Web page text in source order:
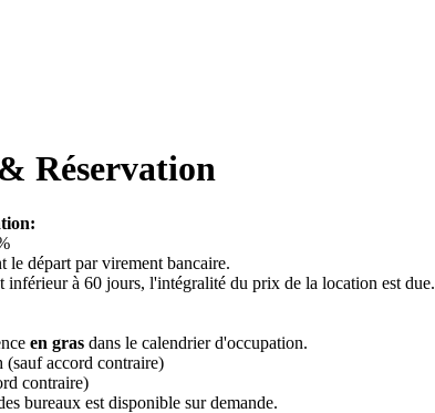
Réservation
le départ par virement bancaire.
inférieur à 60 jours, l'intégralité du prix de la location est due.
en gras dans le calendrier d'occupation.
(sauf accord contraire)
contraire)
bureaux est disponible sur demande.